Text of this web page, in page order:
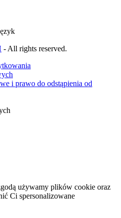
- All rights reserved.
i prawo do odstąpienia od
używamy plików cookie oraz
Ci spersonalizowane